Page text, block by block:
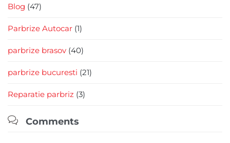
Blog (47)
Parbrize Autocar (1)
parbrize brasov (40)
parbrize bucuresti (21)
Reparatie parbriz (3)
 Comments